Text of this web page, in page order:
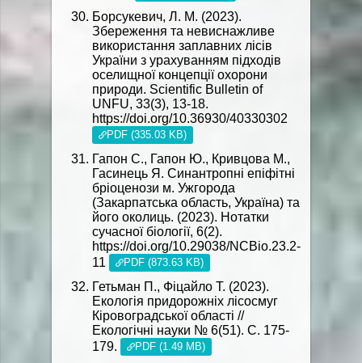
Борсукевич, Л. М. (2023).
Збереження та невиснажливе
використання заплавних лісів
України з урахуванням підходів
оселищної концепції охорони
природи. Scientific Bulletin of
UNFU, 33(3), 13-18.
https://doi.org/10.36930/40330302
PDF (335.03 KB)
Гапон С., Гапон Ю., Кривцова М.,
Гасинець Я. Синантропні епіфітні
бріоценози м. Ужгорода
(Закарпатська область, Україна) та
його околиць. (2023). Нотатки
сучасної біології, 6(2).
https://doi.org/10.29038/NCBio.23.2-
11
PDF (873.63 KB)
Гетьман П., Фіцайло Т. (2023).
Екологія придорожніх лісосмуг
Кіровоградської області //
Екологічні науки № 6(51). С. 175-
179.
PDF (1.49 MB)